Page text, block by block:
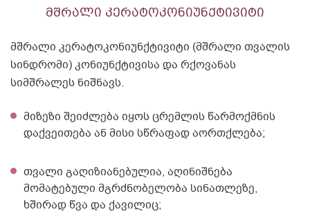
მშრალი კერატოკონიუნქტივიტი
მშრალი კერატოკონიუნქტივიტი (მშრალი თვალის
სინდრომი) კონიუნქტივისა და რქოვანას
სიმშრალეს ნიშნავს.
მიზეზი შეიძლება იყოს ცრემლის წარმოქმნის
დაქვეითება ან მისი სწრაფად აორთქლება;
თვალი გაღიზიანებულია, აღინიშნება
მომატებული მგრძნობელობა სინათლეზე,
ხშირად წვა და ქავილიც;